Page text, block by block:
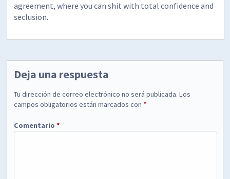
agreement, where you can shit with total confidence and
seclusion.
Deja una respuesta
Tu dirección de correo electrónico no será publicada. Los
campos obligatorios están marcados con *
Comentario*